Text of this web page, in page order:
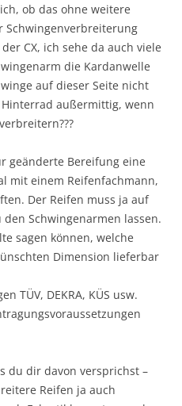
ob das ohne weitere
Schwingenverbreiterung
CX, ich sehe da auch viele
die Kardanwelle
auf dieser Seite nicht
außermittig, wenn
geänderte Bereifung eine
mit einem Reifenfachmann,
Der Reifen muss ja auf
Schwingenarmen lassen.
sagen können, welche
Dimension lieferbar
TÜV, DEKRA, KÜS usw.
du dir davon versprichst –
Reifen ja auch